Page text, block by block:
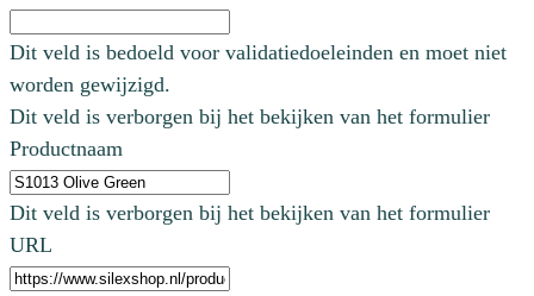
Dit veld is bedoeld voor validatiedoeleinden en moet niet
worden gewijzigd.
Dit veld is verborgen bij het bekijken van het formulier
Productnaam
Dit veld is verborgen bij het bekijken van het formulier
URL